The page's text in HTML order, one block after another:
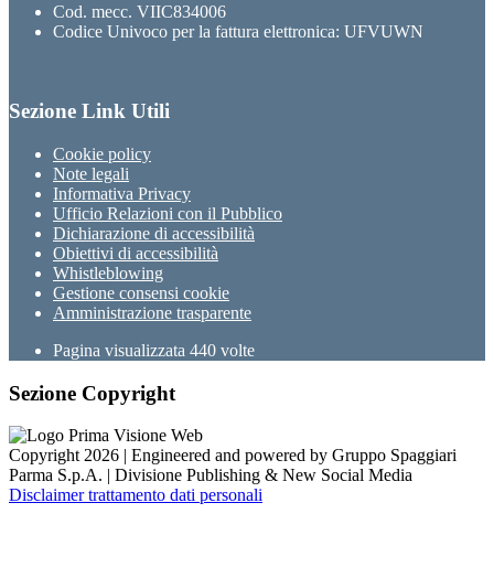
Cod. mecc. VIIC834006
Codice Univoco per la fattura elettronica: UFVUWN
Sezione Link Utili
Cookie policy
Note legali
Informativa Privacy
Ufficio Relazioni con il Pubblico
Dichiarazione di accessibilità
Obiettivi di accessibilità
Whistleblowing
Gestione consensi cookie
Amministrazione trasparente
Pagina visualizzata 440 volte
Sezione Copyright
Copyright 2026 | Engineered and powered by Gruppo Spaggiari
Parma S.p.A. | Divisione Publishing & New Social Media
Disclaimer trattamento dati personali